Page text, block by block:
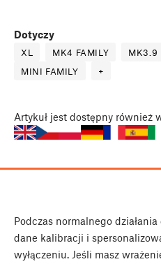
Dotyczy
XL MK4 FAMILY MK3.9
MINI FAMILY
+
Artykuł jest dostępny również
Podczas normalnego
dane kalibracji i
wyłączeniu. Jeśli masz